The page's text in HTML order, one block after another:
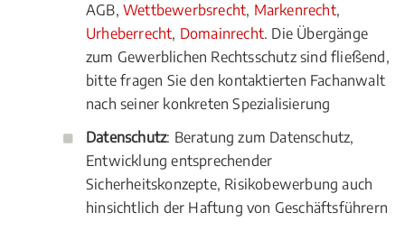
AGB, Wettbewerbsrecht, Markenrecht,
Urheberrecht, Domainrecht. Die Übergänge
zum Gewerblichen Rechtsschutz sind fließend,
bitte fragen Sie den kontaktierten Fachanwalt
nach seiner konkreten Spezialisierung
Datenschutz: Beratung zum Datenschutz,
Entwicklung entsprechender
Sicherheitskonzepte, Risikobewerbung auch
hinsichtlich der Haftung von Geschäftsführern